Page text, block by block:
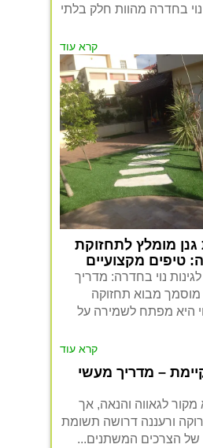
בחדרה מהוות חלק בלתי
קרא עוד
מומלץ לתחזוקת
טיפים מקצועיים
נוי בחדרה: מדריך
מוסמך מבוא תחזוקה
היא מפתח לשמירה על
קרא עוד
– מדריך מעשי
לגאווה והנאה, אך
ורעננה דרושה תשומת
של הצרכים המשתנים...